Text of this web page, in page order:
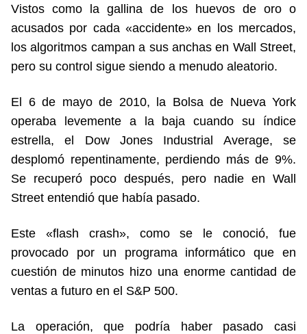
Vistos como la gallina de los huevos de oro o
acusados por cada «accidente» en los mercados,
los algoritmos campan a sus anchas en Wall Street,
pero su control sigue siendo a menudo aleatorio.
El 6 de mayo de 2010, la Bolsa de Nueva York
operaba levemente a la baja cuando su índice
estrella, el Dow Jones Industrial Average, se
desplomó repentinamente, perdiendo más de 9%.
Se recuperó poco después, pero nadie en Wall
Street entendió que había pasado.
Este «flash crash», como se le conoció, fue
provocado por un programa informático que en
cuestión de minutos hizo una enorme cantidad de
ventas a futuro en el S&P 500.
La operación, que podría haber pasado casi